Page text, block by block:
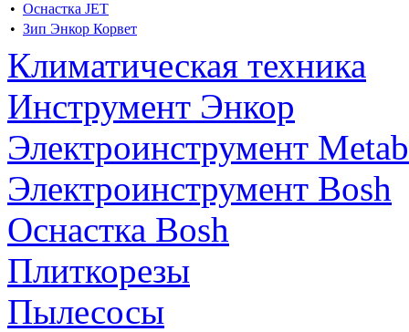
• Оснастка JET
• Зип Энкор Корвет
Климатическая техника
Инструмент Энкор
Электроинструмент
Электроинструмент Bosh
Оснастка Bosh
Плиткорезы
Пылесосы